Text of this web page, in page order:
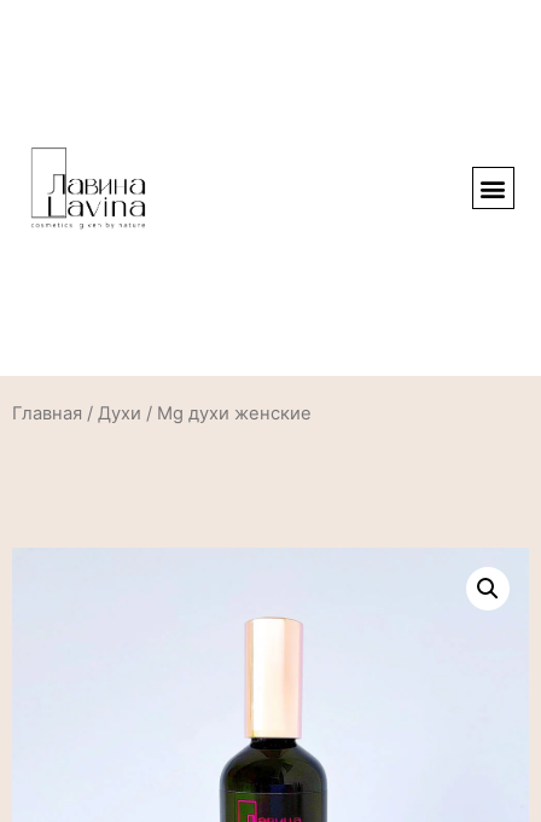
Главная / Духи / Mg духи женские